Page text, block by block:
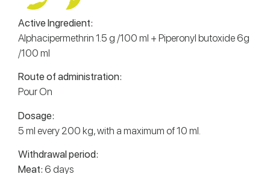
Active Ingredient:
Alphacipermethrin 1.5 g /100 ml + Piperonyl butoxide 6g
/100 ml
Route of administration:
Pour On
Dosage:
5 ml every 200 kg, with a maximum of 10 ml.
Withdrawal period:
Meat: 6 days